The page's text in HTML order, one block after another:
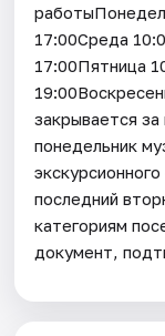
17:00Среда
17:00Пятница
закрывается
понедельник
последний
категориям
документ,